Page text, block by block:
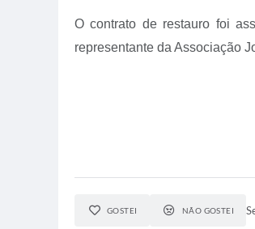
O contrato de restauro foi
representante da Associação
GOSTEI NÃO GOSTEI